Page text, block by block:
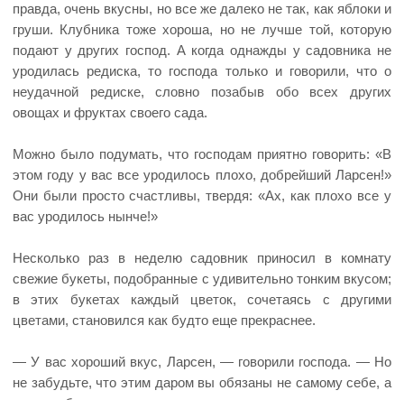
правда, очень вкусны, но все же далеко не так, как яблоки и
груши. Клубника тоже хороша, но не лучше той, которую
подают у других господ. А когда однажды у садовника не
уродилась редиска, то господа только и говорили, что о
неудачной редиске, словно позабыв обо всех других
овощах и фруктах своего сада.
Можно было подумать, что господам приятно говорить: «В
этом году у вас все уродилось плохо, добрейший Ларсен!»
Они были просто счастливы, твердя: «Ах, как плохо все у
вас уродилось нынче!»
Несколько раз в неделю садовник приносил в комнату
свежие букеты, подобранные с удивительно тонким вкусом;
в этих букетах каждый цветок, сочетаясь с другими
цветами, становился как будто еще прекраснее.
— У вас хороший вкус, Ларсен, — говорили господа. — Но
не забудьте, что этим даром вы обязаны не самому себе, а